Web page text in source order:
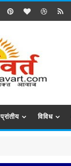
प्रांतीय विविध